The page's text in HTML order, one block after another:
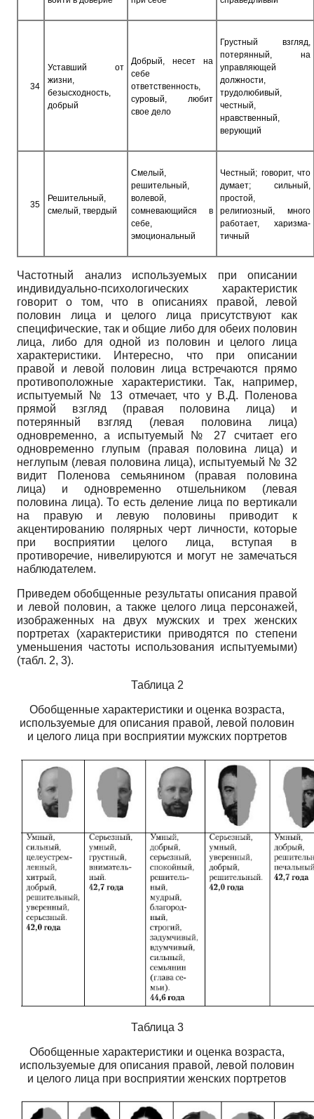
34
Уставший от
жизни,
безысходность,
добрый
Добрый, несет на
себе
ответственность,
суровый, любит
свое дело
Грустный взгляд,
потерянный, на
управляющей
должности,
трудолюбивый,
честный,
нравственный,
верующий
35
Решительный,
смелый, твердый
Смелый,
решительный,
волевой,
сомневающийся в
себе,
эмоциональный
Честный; говорит, что
думает; сильный,
простой,
религиозный, много
работает, харизма­
тичный
Частотный анализ используемых при описании
индивидуально-психологических характеристик
говорит о том, что в описаниях правой, левой
половин лица и целого лица присутствуют как
специфические, так и общие либо для обеих половин
лица, либо для одной из половин и целого лица
характеристики. Интересно, что при описании
правой и левой половин лица встречаются прямо
противоположные характеристики. Так, например,
испытуемый № 13 отмечает, что у В.Д. Поленова
прямой взгляд (правая половина лица) и
потерянный взгляд (левая половина лица)
одновременно, а испытуемый № 27 считает его
одновременно глупым (правая половина лица) и
неглупым (левая половина лица), испытуемый № 32
видит Поленова семьянином (правая половина
лица) и одновременно отшельником (левая
половина лица). То есть деление лица по вертикали
на правую и левую половины приводит к
акцентированию полярных черт личности, которые
при восприятии целого лица, вступая в
противоречие, нивелируются и могут не замечаться
наблюдателем.
Приведем обобщенные результаты описания правой
и левой половин, а также целого лица персонажей,
изображенных на двух мужских и трех женских
портретах (характеристики приводятся по степени
уменьшения частоты использования испытуемыми)
(табл. 2, 3).
Таблица 2
Обобщенные характеристики и оценка возраста,
используемые для описания правой, левой половин
и целого лица при восприятии мужских портретов
Таблица 3
Обобщенные характеристики и оценка возраста,
используемые для описания правой, левой половин
и целого лица при восприятии женских портретов